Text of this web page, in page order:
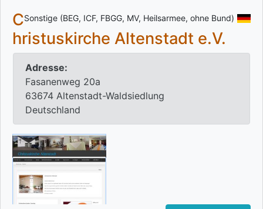
Sonstige (BEG, ICF, FBGG, MV, Heilsarmee, ohne Bund)
C
hristuskirche Altenstadt e.V.
Adresse:
Fasanenweg 20a
63674 Altenstadt-Waldsiedlung
Deutschland